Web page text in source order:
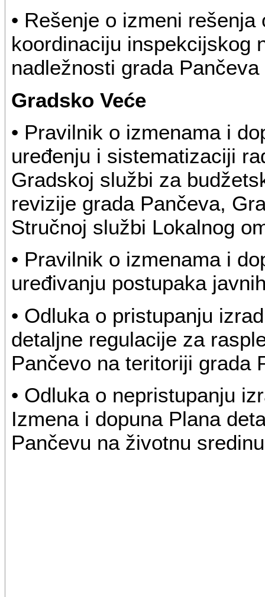
• Rešenje o izmeni
koordinaciju inspekcijskog
nadležnosti grada Pančeva
Gradsko Veće
• Pravilnik o izmenama i
uređenju i sistematizaciji
Gradskoj službi za
revizije grada Pančeva,
Stručnoj službi Lokalnog
• Pravilnik o izmenama i
uređivanju postupaka
• Odluka o pristupanju
detaljne regulacije za
Pančevo na teritoriji grada
• Odluka o nepristupanju
Izmena i dopuna Plana
Pančevu na životnu sredinu